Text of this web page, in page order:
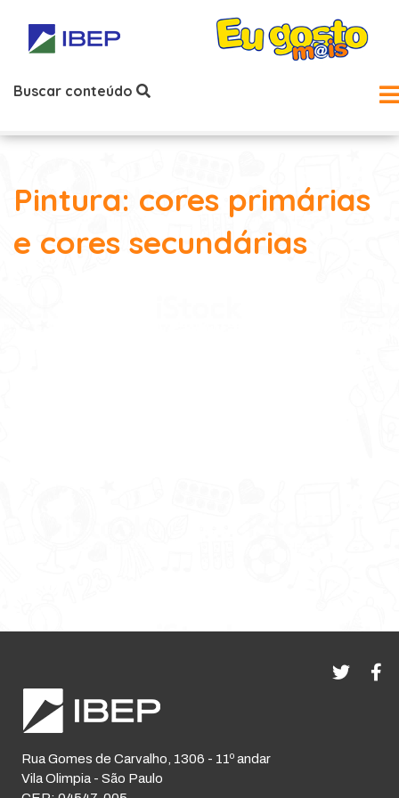
Buscar conteúdo
Pintura: cores primárias
e cores secundárias
Rua Gomes de Carvalho, 1306 - 11º andar
Vila Olimpia - São Paulo